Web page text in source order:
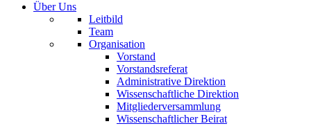
Über Uns
Leitbild
Team
Organisation
Vorstand
Vorstandsreferat
Administrative Direktion
Wissenschaftliche Direktion
Mitgliederversammlung
Wissenschaftlicher Beirat